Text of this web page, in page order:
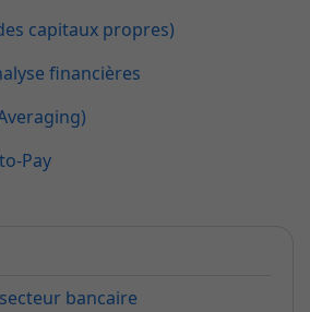
capitaux propres)
financières
Pay
bancaire